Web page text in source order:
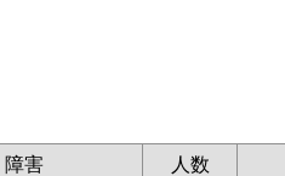
障害 人数